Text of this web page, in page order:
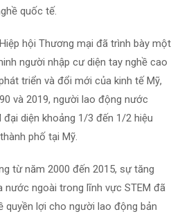
quốc tế.
hội Thương mại đã trình bày một
người nhập cư diện tay nghề cao
triển và đổi mới của kinh tế Mỹ,
và 2019, người lao động nước
diện khoảng 1/3 đến 1/2 hiệu
phố tại Mỹ.
từ năm 2000 đến 2015, sự tăng
nước ngoài trong lĩnh vực STEM đã
quyền lợi cho người lao động bản